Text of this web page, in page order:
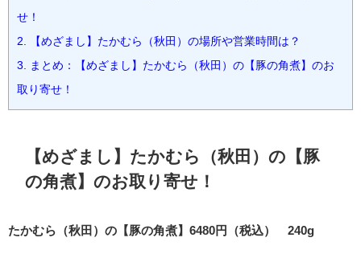
せ！
2. 【めざまし】たかむら（秋田）の場所や営業時間は？
3. まとめ：【めざまし】たかむら（秋田）の【豚の角煮】のお
取り寄せ！
【めざまし】たかむら（秋田）の【豚
の角煮】のお取り寄せ！
たかむら（秋田）の【豚の角煮】6480円（税込） 240g